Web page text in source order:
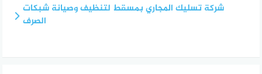
شركة تسليك المجاري بمسقط لتنظيف وصيانة شبكات
الصرف